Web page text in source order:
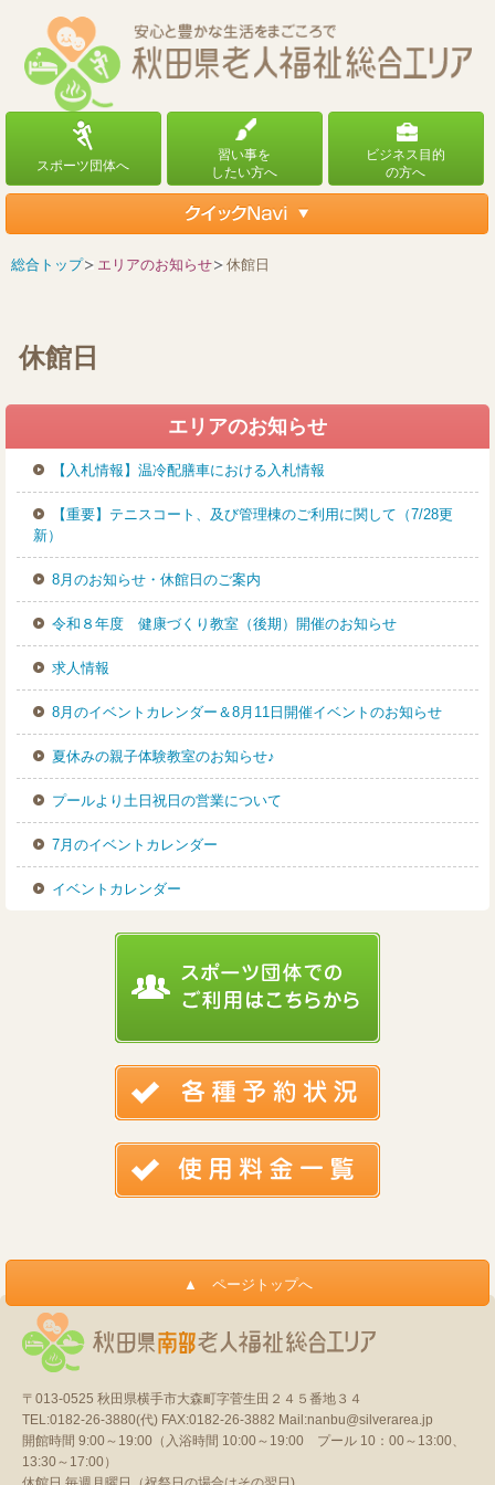
休館日
総合トップ エリアのお知らせ 休館日
エリアのお知らせ
【入札情報】温冷配膳車における入札情報
【重要】テニスコート、及び管理棟のご利用に関して（7/28更
新）
8月のお知らせ・休館日のご案内
令和８年度 健康づくり教室（後期）開催のお知らせ
求人情報
8月のイベントカレンダー＆8月11日開催イベントのお知らせ
夏休みの親子体験教室のお知らせ♪
プールより土日祝日の営業について
7月のイベントカレンダー
イベントカレンダー
〒013-0525 秋田県横手市大森町字菅生田２４５番地３４
TEL:0182-26-3880(代) FAX:0182-26-3882 Mail:nanbu@silverarea.jp
開館時間 9:00～19:00（入浴時間 10:00～19:00 プール 10：00～13:00、
13:30～17:00）